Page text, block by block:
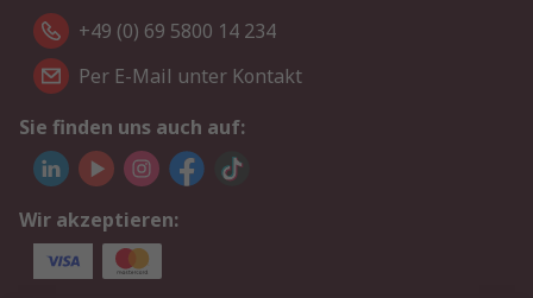
+49 (0) 69 5800 14 234
Per E-Mail unter Kontakt
Sie finden uns auch auf:
Wir akzeptieren: